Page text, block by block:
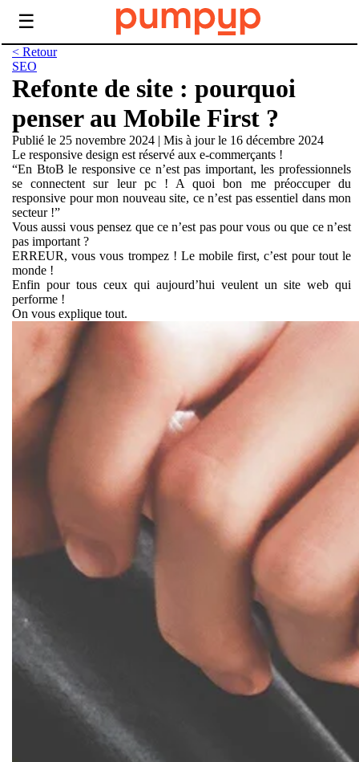
☰
< Retour
SEO
Refonte de site : pourquoi
penser au Mobile First ?
Publié le 25 novembre 2024 | Mis à jour le 16 décembre 2024
Le responsive design est réservé aux e-commerçants !
“En BtoB le responsive ce n’est pas important, les professionnels
se connectent sur leur pc ! A quoi bon me préoccuper du
responsive pour mon nouveau site, ce n’est pas essentiel dans mon
secteur !”
Vous aussi vous pensez que ce n’est pas pour vous ou que ce n’est
pas important ?
ERREUR, vous vous trompez ! Le mobile first, c’est pour tout le
monde !
Enfin pour tous ceux qui aujourd’hui veulent un site web qui
performe !
On vous explique tout.